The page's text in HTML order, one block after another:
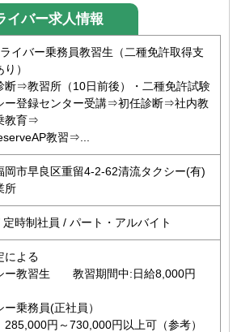
イバー求人情報
イバー乗務員教習生（二種免許取得支
）
⇒教習所（10日前後）・二種免許試験
ー登録センター受講⇒初任診断⇒社内教
教育⇒
教習⇒...
岡市早良区重留4-2-62清流タクシー(有)
所
時制社員 / パート・アルバイト
による
ー教習生 教習期間中:日給8,000円
乗務員(正社員）
円～730,000円以上可（参考）